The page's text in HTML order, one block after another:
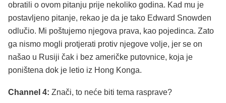
obratili o ovom pitanju prije nekoliko godina. Kad mu je
postavljeno pitanje, rekao je da je tako Edward Snowden
odlučio. Mi poštujemo njegova prava, kao pojedinca. Zato
ga nismo mogli protjerati protiv njegove volje, jer se on
našao u Rusiji čak i bez američke putovnice, koja je
poništena dok je letio iz Hong Konga.
Channel 4: Znači, to neće biti tema rasprave?